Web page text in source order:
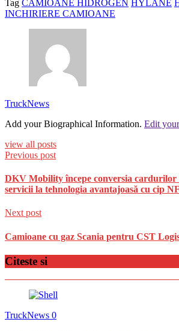
Tag CAMIOANE HIDROGEN HYLANE
INCHIRIERE CAMIOANE
TruckNews
Add your Biographical Information. Edit
view all posts
Previous post
DKV Mobility începe conversia cardurilor
servicii la tehnologia avantajoasă cu cip
Next post
Camioane cu gaz Scania pentru CST
Citeste si
TruckNews 0